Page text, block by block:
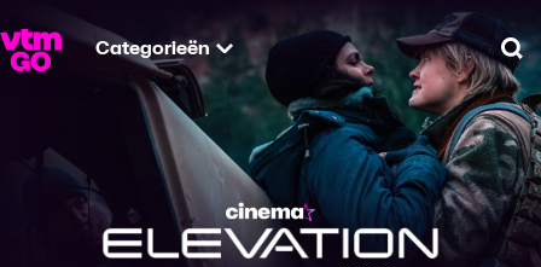
Categorieën
Elevation